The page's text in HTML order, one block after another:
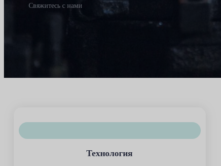
Свяжитесь с нами
Технология